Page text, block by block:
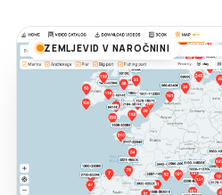
ZEMLJEVID V NAROČNINI